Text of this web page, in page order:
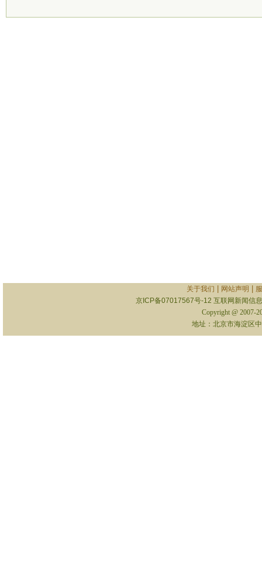
关于我们 网站声明
京ICP备07017567号-12 互联网新闻信
Copyright @ 2007-
地址：北京市海淀区